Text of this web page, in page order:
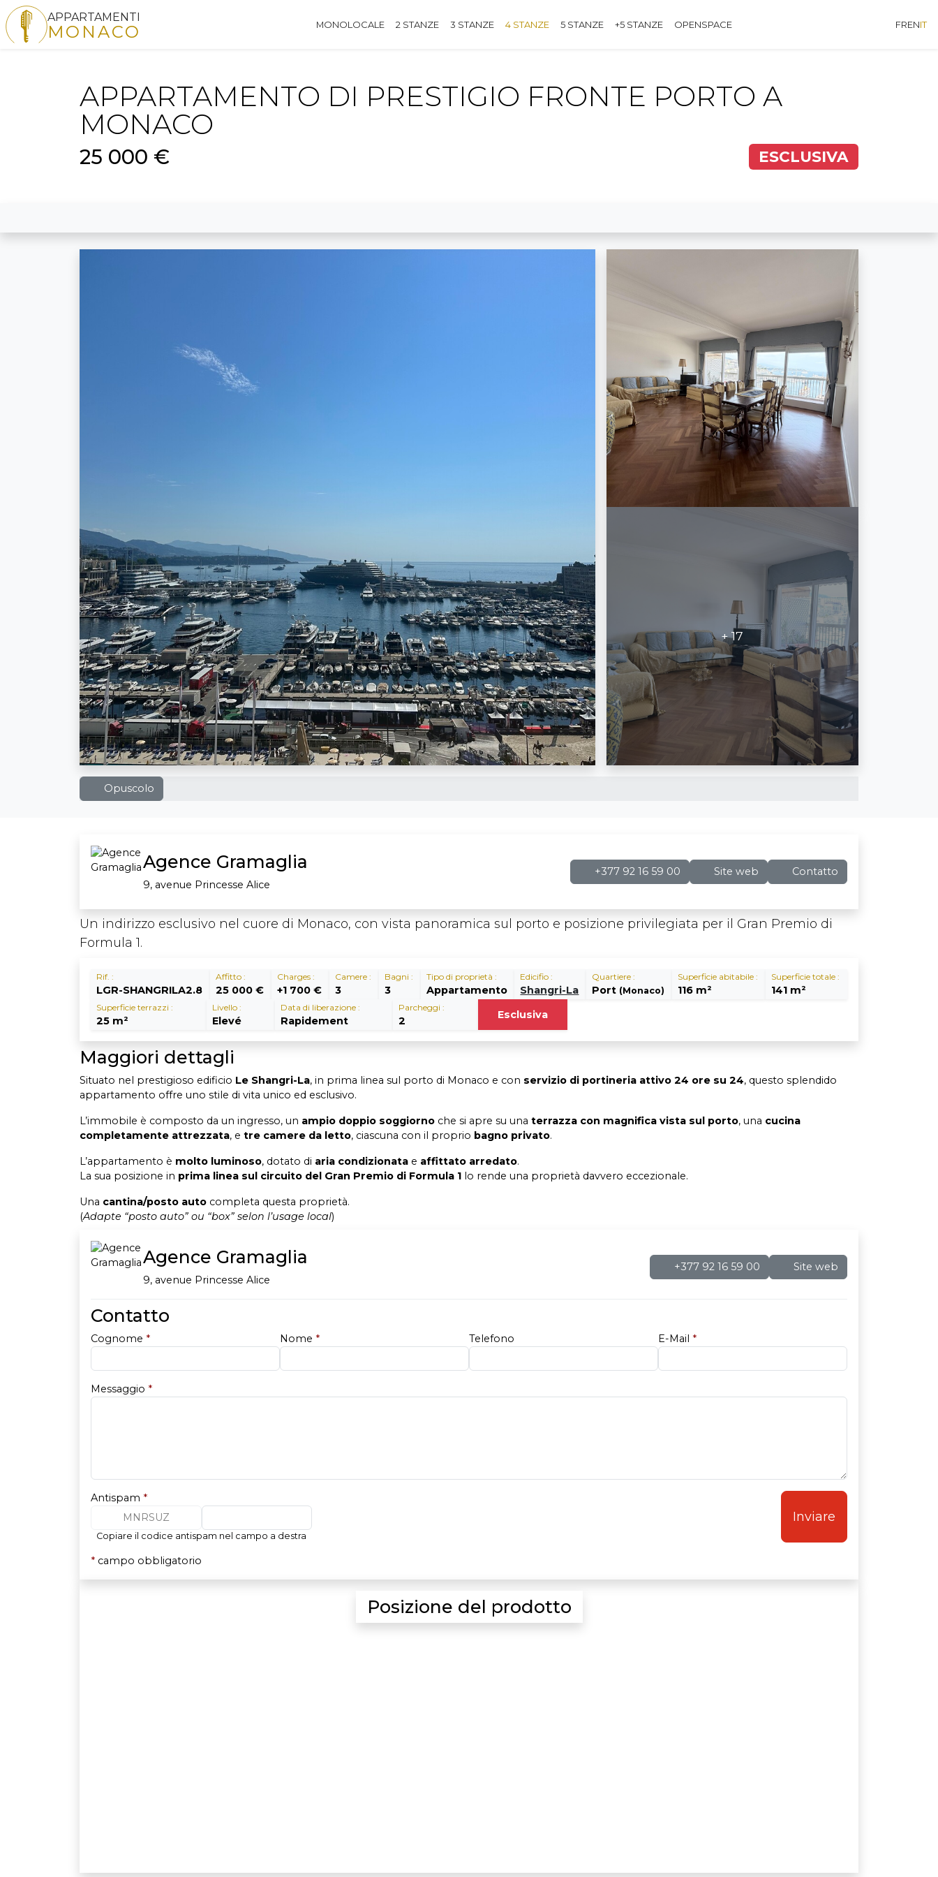
APPARTAMENTI
MONACO MONOLOCALE 2 STANZE 3 STANZE 4 STANZE 5 STANZE +5 STANZE OPENSPACE FRENIT
APPARTAMENTO DI PRESTIGIO FRONTE PORTO A
MONACO
25 000 € ESCLUSIVA
+ 17
Opuscolo
Agence Gramaglia
9, avenue Princesse Alice
+377 92 16 59 00 Site web Contatto
Un indirizzo esclusivo nel cuore di Monaco, con vista panoramica sul porto e posizione privilegiata per il Gran Premio di
Formula 1.
Rif. :
LGR-SHANGRILA2.8
Affitto :
25 000 €
Charges :
+1 700 €
Camere :
3
Bagni :
3
Tipo di proprietà :
Appartamento
Edicifio :
Shangri-La
Quartiere :
Port (Monaco)
Superficie abitabile :
116 m²
Superficie totale :
141 m²
Superficie terrazzi :
25 m²
Livello :
Elevé
Data di liberazione :
Rapidement
Parcheggi :
2 Esclusiva
Maggiori dettagli
Situato nel prestigioso edificio Le Shangri-La, in prima linea sul porto di Monaco e con servizio di portineria attivo 24 ore su 24, questo splendido
appartamento offre uno stile di vita unico ed esclusivo.
L’immobile è composto da un ingresso, un ampio doppio soggiorno che si apre su una terrazza con magnifica vista sul porto, una cucina
completamente attrezzata, e tre camere da letto, ciascuna con il proprio bagno privato.
L’appartamento è molto luminoso, dotato di aria condizionata e affittato arredato.
La sua posizione in prima linea sul circuito del Gran Premio di Formula 1 lo rende una proprietà davvero eccezionale.
Una cantina/posto auto completa questa proprietà.
(Adapte “posto auto” ou “box” selon l’usage local)
Agence Gramaglia
9, avenue Princesse Alice
+377 92 16 59 00 Site web
Contatto
Cognome * Nome * Telefono E-Mail *
Messaggio *
Antispam *
MNRSUZ
Copiare il codice antispam nel campo a destra
Inviare
* campo obbligatorio
Posizione del prodotto